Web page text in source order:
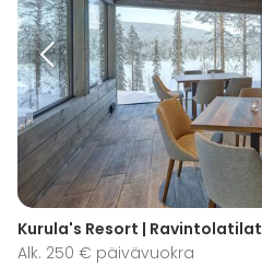
Kurula's Resort | Ravintolatilat
Alk. 250 € päivävuokra